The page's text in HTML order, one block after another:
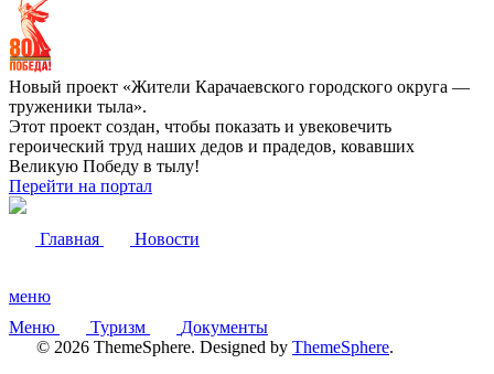
Новый проект «Жители Карачаевского городского округа —
труженики тыла».
Этот проект создан, чтобы показать и увековечить
героический труд наших дедов и прадедов, ковавших
Великую Победу в тылу!
Перейти на портал
Главная Новости
меню
Меню
Туризм
Документы
© 2026 ThemeSphere. Designed by ThemeSphere.